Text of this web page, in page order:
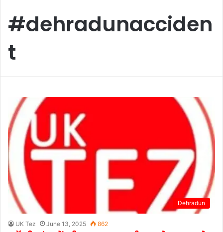
#dehradunacciden
t
Dehradun
UK Tez June 13, 2025 862